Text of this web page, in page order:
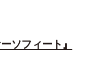
ソフィート』